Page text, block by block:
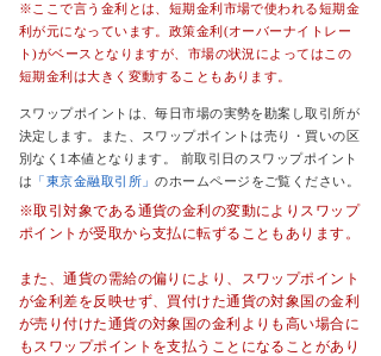
※ここで言う金利とは、短期金利市場で使われる短期金
利が元になっています。政策金利(オーバーナイトレー
ト)がベースとなりますが、市場の状況によってはこの
短期金利は大きく変動することもあります。
スワップポイントは、毎日市場の実勢を勘案し取引所が
決定します。また、スワップポイントは売り・買いの区
別なく1本値となります。 前取引日のスワップポイント
は 「東京金融取引所」のホームページをご覧ください。
※取引対象である通貨の金利の変動によりスワップ
ポイントが受取から支払に転ずることもあります。
また、通貨の需給の偏りにより、スワップポイント
が金利差を反映せず、買付けた通貨の対象国の金利
が売り付けた通貨の対象国の金利よりも高い場合に
もスワップポイントを支払うことになることがあり